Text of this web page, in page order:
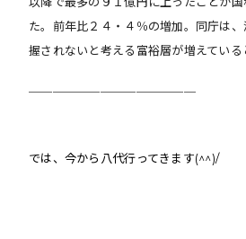
た。前年比２４・４％の増加。同庁は
握されないと考える富裕層が増えている
では、 今から八代行ってきます(^^)/